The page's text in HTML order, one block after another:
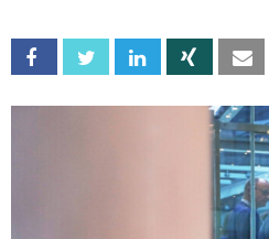
Facebook Twitter Linkedin Xing